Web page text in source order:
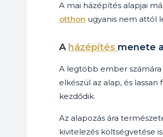
A mai házépítés alapjai
otthon ugyanis nem attól
A házépítés menete
A legtöbb ember
elkészül az alap, és
kezdődik.
Az alapozás ára
kivitelezés költségvetése